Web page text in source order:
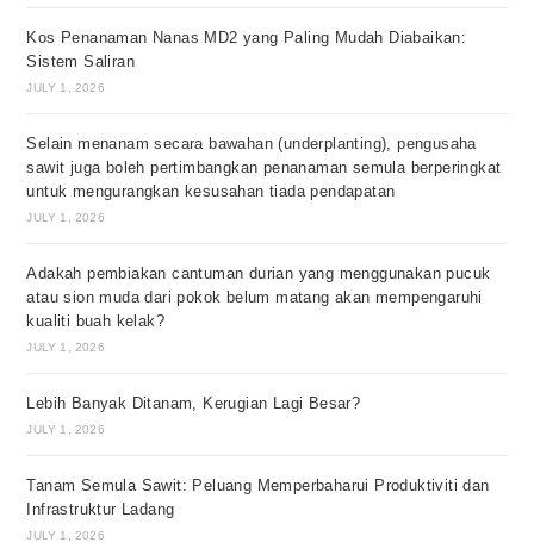
Kos Penanaman Nanas MD2 yang Paling Mudah Diabaikan:
Sistem Saliran
JULY 1, 2026
Selain menanam secara bawahan (underplanting), pengusaha
sawit juga boleh pertimbangkan penanaman semula berperingkat
untuk mengurangkan kesusahan tiada pendapatan
JULY 1, 2026
Adakah pembiakan cantuman durian yang menggunakan pucuk
atau sion muda dari pokok belum matang akan mempengaruhi
kualiti buah kelak?
JULY 1, 2026
Lebih Banyak Ditanam, Kerugian Lagi Besar?
JULY 1, 2026
Tanam Semula Sawit: Peluang Memperbaharui Produktiviti dan
Infrastruktur Ladang
JULY 1, 2026